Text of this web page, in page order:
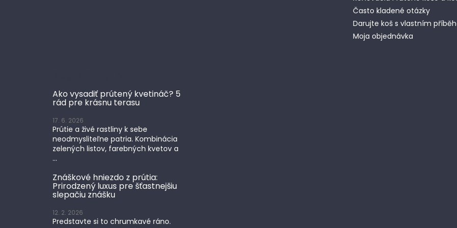
Často kladené otázky
Darujte koš s vlastním
Moja objednávka
Ako vysadiť prútený kvetináč? 5
rád pre krásnu terasu
17. 6. 2026
Prútie a živé rastliny k sebe
neodmysliteľne patria. Kombinácia
zelených listov, farebných kvetov a
...
Znáškové hniezdo z prútia:
Prirodzený luxus pre šťastnejšiu
slepačiu znášku
12. 2. 2026
Predstavte si to chrumkavé ráno.